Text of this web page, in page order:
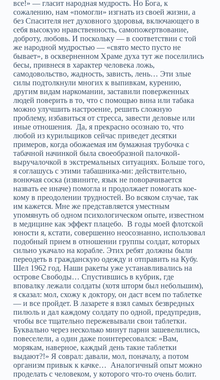
все!» — гласит народная мудрость. Но Бога, к
сожалению, нам «помогли» изгнать из своей жизни, а
без Спасителя нет духовного здоровья, включающего в
себя высокую нравственность, самопожертвование,
доброту, любовь. И поскольку — в соответствии с той
же народной мудростью — «свято место пусто не
бывает», в оскверненном Храме духа тут же поселились
бесы, привнеся в характер человека ложь,
самодовольство, жадность, зависть, лень… Эти злые
силы подтолкнули многих к выпивкам, курению,
другим видам наркомании, заставили поверженных
людей поверить в то, что с помощью вина или табака
можно улучшить настроение, решить сложную
проблему, избавиться от стресса, завести деловые или
иные отношения. Да, я прекрасно осознаю то, что
любой из курильщиков сейчас приведет десятки
примеров, когда обожаемая им бумажная трубочка с
табачной начинкой была своеобразной палочкой-
выручалочкой в экстремальных ситуациях. Больше того,
я соглашусь с этими табашника-ми: действительно,
вонючая соска (извините, язык не поворачивается
назвать ее иначе) помогла и продолжает помогать кое-
кому в преодолении трудностей. Во всяком случае, так
им кажется. Мне же представляется уместным
упомянуть об одном психологическом опыте, известном
в медицине как эффект плацебо. В годы моей флотской
юности я, кстати, совершенно неосознанно, использовал
подобный прием в отношении группы солдат, которых
сильно укачало на корабле. Этих ребят должны были
переодеть в гражданскую одежду и отправить на Кубу.
Шел 1962 год. Наши ракеты уже устанавливались на
острове Свободы… Спустившись в кубрик, где
вповалку лежали солдаты (хотя шторм был небольшим),
я сказал: мол, схожу к доктору, он даст всем по таблетке
— и все пройдет. В лазарете я взял самых безвредных
пилюль и дал каждому солдату по одной, предупредив,
чтобы все тщательно пережевывали свои таблетки.
Буквально через несколько минут парни зашевелились,
повеселели, а один даже поинтересовался: «Вам,
морякам, наверное, каждый день такие таблетки
выдают?!» Я соврал: давали, мол, поначалу, а потом
организм привык к качке… Аналогичный опыт можно
проделать с человеком, у которого что-то очень болит.